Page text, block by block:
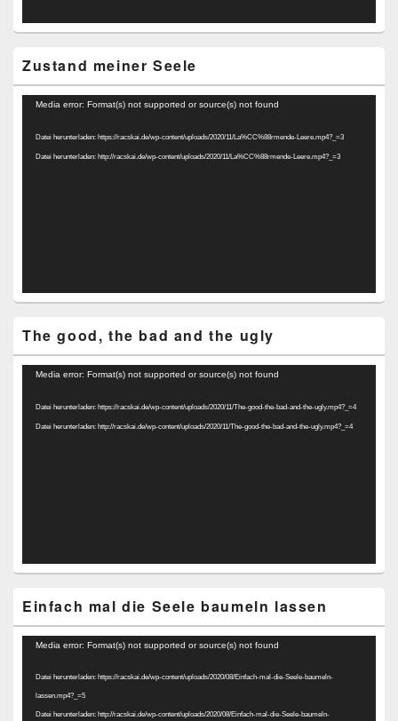
Zustand meiner Seele
Video-
Media error: Format(s) not supported or source(s) not found
Datei herunterladen: https://racskai.de/wp-content/uploads/2020/11/La%CC%88rmende-Leere.mp4?_=3
Datei herunterladen: http://racskai.de/wp-content/uploads/2020/11/La%CC%88rmende-Leere.mp4?_=3
The good, the bad and the ugly
Video-
Media error: Format(s) not supported or source(s) not found
Datei herunterladen: https://racskai.de/wp-content/uploads/2020/11/The-good-the-bad-and-the-ugly.mp4?_=4
Datei herunterladen: http://racskai.de/wp-content/uploads/2020/11/The-good-the-bad-and-the-ugly.mp4?_=4
Einfach mal die Seele baumeln lassen
Video-
Media error: Format(s) not supported or source(s) not found
Datei herunterladen: https://racskai.de/wp-content/uploads/2020/08/Einfach-mal-die-Seele-baumeln-
lassen.mp4?_=5
Datei herunterladen: http://racskai.de/wp-content/uploads/2020/08/Einfach-mal-die-Seele-baumeln-